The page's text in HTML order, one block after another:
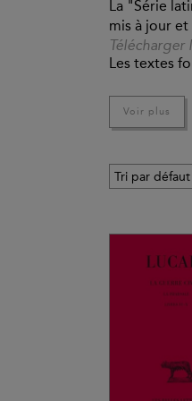
La "Série
mis à jour
Les textes
qui est
le même
de mettre
les
Voir plus